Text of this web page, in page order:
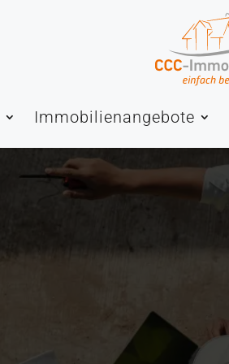
Immobilienangebote